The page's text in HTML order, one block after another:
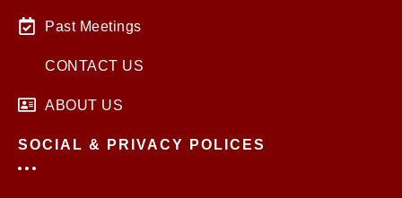
Past Meetings
CONTACT US
ABOUT US
SOCIAL & PRIVACY POLICES